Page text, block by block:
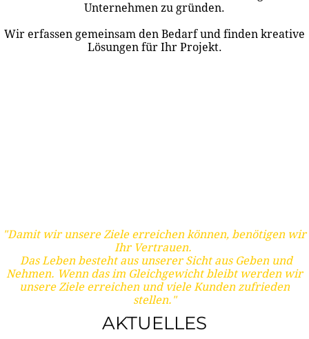
Unternehmen zu gründen.
Wir erfassen gemeinsam den Bedarf und finden kreative
Lösungen für Ihr Projekt.
"Damit wir unsere Ziele erreichen können, benötigen wir
Ihr Vertrauen.
Das Leben besteht aus unserer Sicht aus Geben und
Nehmen. Wenn das im Gleichgewicht bleibt werden wir
unsere Ziele erreichen und viele Kunden zufrieden
stellen."
AKTUELLES